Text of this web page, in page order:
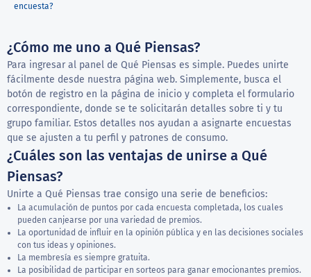
encuesta?
¿Cómo me uno a Qué Piensas?
Para ingresar al panel de Qué Piensas es simple. Puedes unirte
fácilmente desde nuestra página web. Simplemente, busca el
botón de registro en la página de inicio y completa el formulario
correspondiente, donde se te solicitarán detalles sobre ti y tu
grupo familiar. Estos detalles nos ayudan a asignarte encuestas
que se ajusten a tu perfil y patrones de consumo.
¿Cuáles son las ventajas de unirse a Qué
Piensas?
Unirte a Qué Piensas trae consigo una serie de beneficios:
La acumulación de puntos por cada encuesta completada, los cuales
pueden canjearse por una variedad de premios.
La oportunidad de influir en la opinión pública y en las decisiones sociales
con tus ideas y opiniones.
La membresía es siempre gratuita.
La posibilidad de participar en sorteos para ganar emocionantes premios.